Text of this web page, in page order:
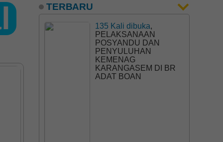
TERBARU
135 Kali dibuka,
PELAKSANAAN
POSYANDU DAN
PENYULUHAN
KEMENAG
KARANGASEM DI BR
ADAT BOAN